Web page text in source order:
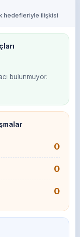
hedefleriyle ilişkisi
bulunmuyor.
0
0
0